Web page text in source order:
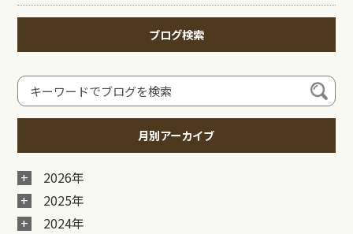
ブログ検索
月別アーカイブ
2026年
2025年
2024年